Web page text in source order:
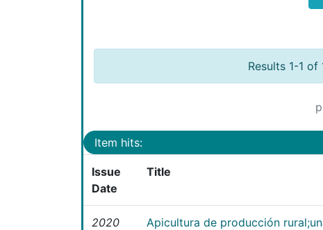
Results 1-1
Item hits:
Issue
Date
Title
2020
Apicultura de producción